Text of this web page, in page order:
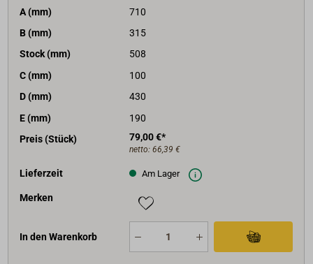
A (mm)
710
B (mm)
315
Stock (mm)
508
C (mm)
100
D (mm)
430
E (mm)
190
Preis (Stück)
79,00 €*
netto: 66,39 €
Lieferzeit Am Lager
Merken
In den Warenkorb